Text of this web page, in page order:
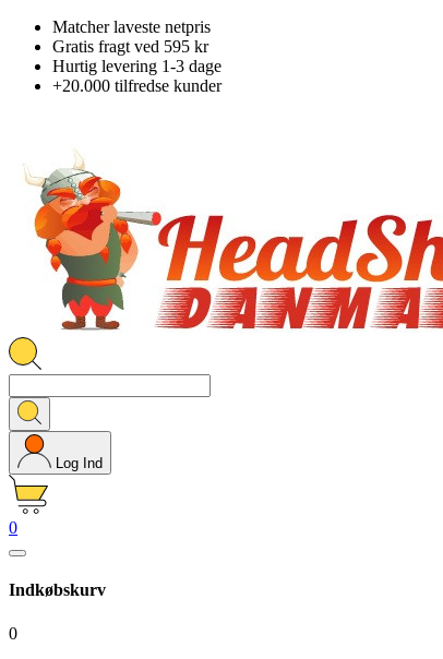
Matcher laveste netpris
Gratis fragt ved 595 kr
Hurtig levering 1-3 dage
+20.000 tilfredse kunder
Log Ind
0
Indkøbskurv
0